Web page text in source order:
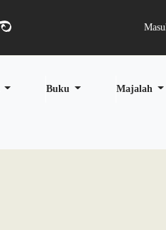
Buku Majalah